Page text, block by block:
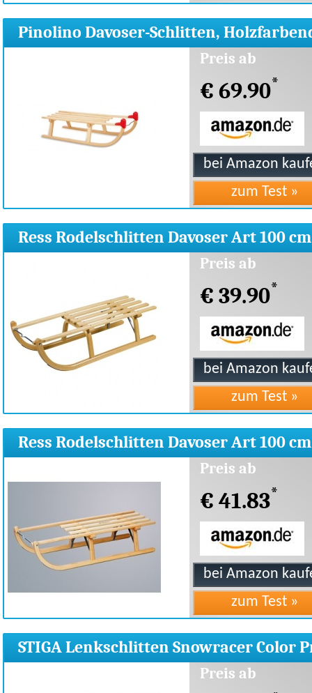
Pinolino Davoser-Schlitten,
Preis ab
€ 69.90*
Ress Rodelschlitten Davoser Art 100
Preis ab
€ 39.90*
Ress Rodelschlitten Davoser Art 100 cm
Preis ab
€ 41.83*
STIGA Lenkschlitten Snowracer Color
Preis ab